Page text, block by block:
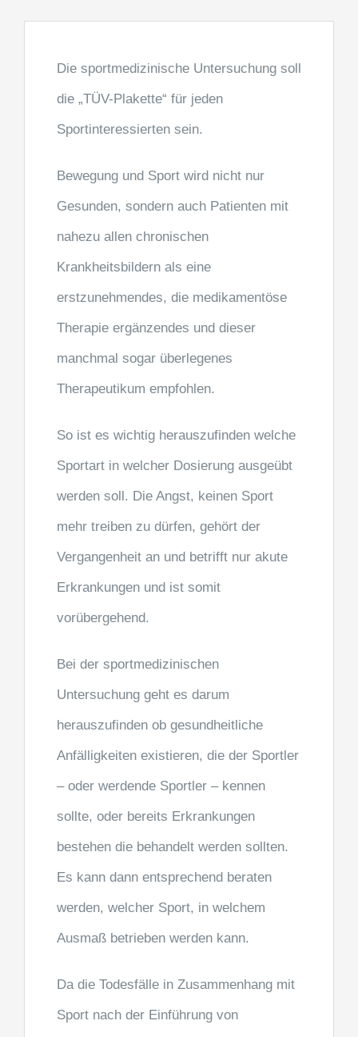
Die sportmedizinische Untersuchung soll
die „TÜV-Plakette“ für jeden
Sportinteressierten sein.
Bewegung und Sport wird nicht nur
Gesunden, sondern auch Patienten mit
nahezu allen chronischen
Krankheitsbildern als eine
erstzunehmendes, die medikamentöse
Therapie ergänzendes und dieser
manchmal sogar überlegenes
Therapeutikum empfohlen.
So ist es wichtig herauszufinden welche
Sportart in welcher Dosierung ausgeübt
werden soll. Die Angst, keinen Sport
mehr treiben zu dürfen, gehört der
Vergangenheit an und betrifft nur akute
Erkrankungen und ist somit
vorübergehend.
Bei der sportmedizinischen
Untersuchung geht es darum
herauszufinden ob gesundheitliche
Anfälligkeiten existieren, die der Sportler
– oder werdende Sportler – kennen
sollte, oder bereits Erkrankungen
bestehen die behandelt werden sollten.
Es kann dann entsprechend beraten
werden, welcher Sport, in welchem
Ausmaß betrieben werden kann.
Da die Todesfälle in Zusammenhang mit
Sport nach der Einführung von